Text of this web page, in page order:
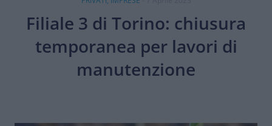
Filiale 3 di Torino: chiusura
temporanea per lavori di
manutenzione